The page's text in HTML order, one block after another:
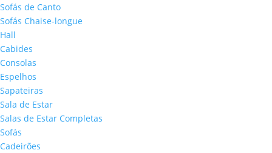
Sofás de Canto
Sofás Chaise-longue
Hall
Cabides
Consolas
Espelhos
Sapateiras
Sala de Estar
Salas de Estar Completas
Sofás
Cadeirões